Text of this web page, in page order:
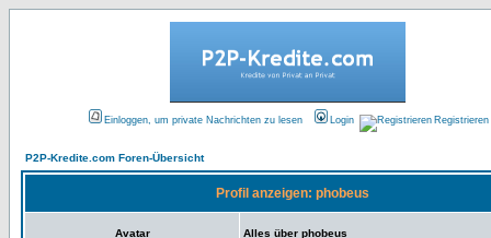
Einloggen, um private Nachrichten zu lesen Login Registrieren
P2P-Kredite.com Foren-Übersicht
Profil anzeigen: phobeus
Avatar Alles über phobeus